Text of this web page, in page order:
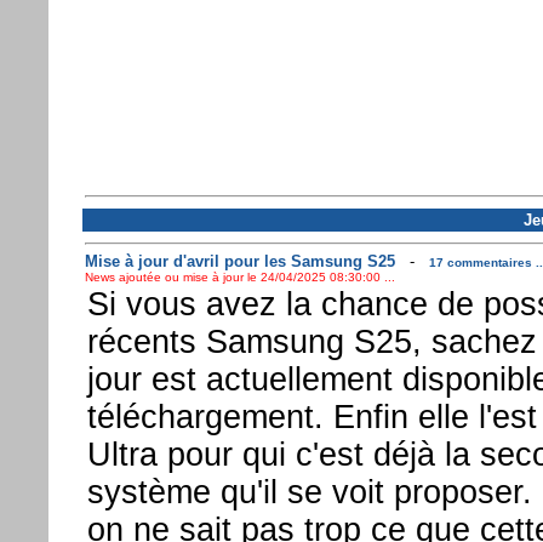
Mise à jour d'avril pour les Samsung S25-
17 commentaires
News ajoutée ou mise à jour le 24/04/2025 08:30:00 ...
Si vous avez la chance de
récents Samsung S25,
jour est actuellement
téléchargement. Enfin elle
Ultra pour qui c'est déjà la
système qu'il se voit
on ne sait pas trop ce que